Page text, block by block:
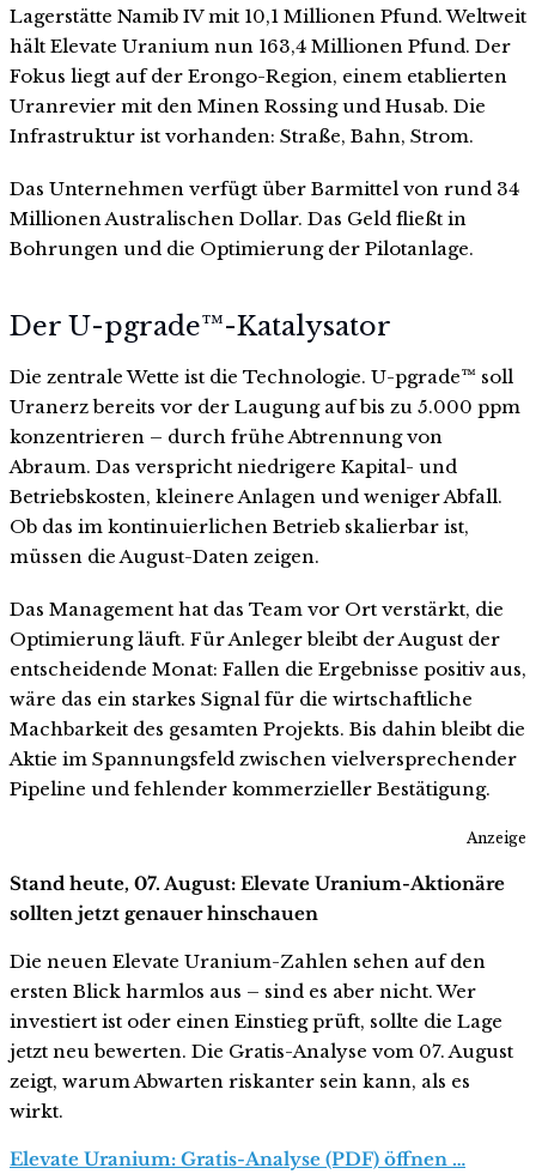
Lagerstätte Namib IV mit 10,1 Millionen Pfund. Weltweit
hält Elevate Uranium nun 163,4 Millionen Pfund. Der
Fokus liegt auf der Erongo-Region, einem etablierten
Uranrevier mit den Minen Rossing und Husab. Die
Infrastruktur ist vorhanden: Straße, Bahn, Strom.
Das Unternehmen verfügt über Barmittel von rund 34
Millionen Australischen Dollar. Das Geld fließt in
Bohrungen und die Optimierung der Pilotanlage.
Der U-pgrade™-Katalysator
Die zentrale Wette ist die Technologie. U-pgrade™ soll
Uranerz bereits vor der Laugung auf bis zu 5.000 ppm
konzentrieren – durch frühe Abtrennung von
Abraum. Das verspricht niedrigere Kapital- und
Betriebskosten, kleinere Anlagen und weniger Abfall.
Ob das im kontinuierlichen Betrieb skalierbar ist,
müssen die August-Daten zeigen.
Das Management hat das Team vor Ort verstärkt, die
Optimierung läuft. Für Anleger bleibt der August der
entscheidende Monat: Fallen die Ergebnisse positiv aus,
wäre das ein starkes Signal für die wirtschaftliche
Machbarkeit des gesamten Projekts. Bis dahin bleibt die
Aktie im Spannungsfeld zwischen vielversprechender
Pipeline und fehlender kommerzieller Bestätigung.
Anzeige
Stand heute, 07. August: Elevate Uranium-Aktionäre
sollten jetzt genauer hinschauen
Die neuen Elevate Uranium-Zahlen sehen auf den
ersten Blick harmlos aus – sind es aber nicht. Wer
investiert ist oder einen Einstieg prüft, sollte die Lage
jetzt neu bewerten. Die Gratis-Analyse vom 07. August
zeigt, warum Abwarten riskanter sein kann, als es
wirkt.
Elevate Uranium: Gratis-Analyse (PDF) öffnen …